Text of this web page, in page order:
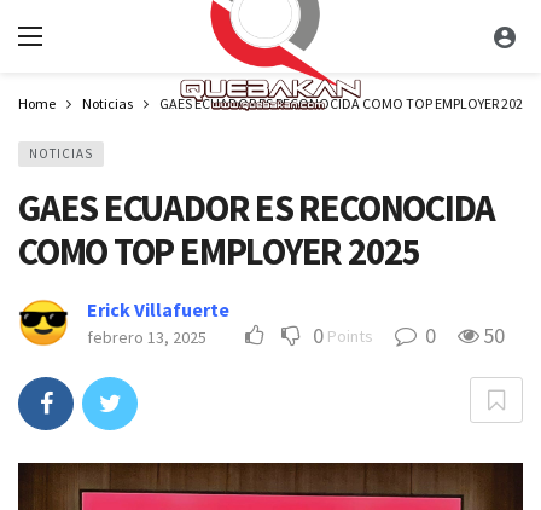
Home Noticias GAES ECUADOR ES RECONOCIDA COMO TOP EMPLOYER 2025
NOTICIAS
GAES ECUADOR ES RECONOCIDA
COMO TOP EMPLOYER 2025
Erick Villafuerte
febrero 13, 2025 0 Points 0 50